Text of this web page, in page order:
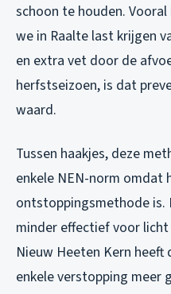
schoon te houden.
we in Raalte last krijgen
en extra vet door de
herfstseizoen, is dat
waard.
Tussen haakjes, deze
enkele NEN-norm omdat
ontstoppingsmethode
minder effectief voor
Nieuw Heeten Kern
enkele verstopping meer